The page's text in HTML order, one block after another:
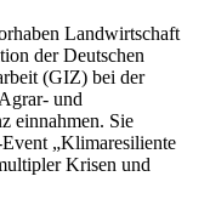
Landwirtschaft
der Deutschen
(GIZ) bei der
und
einnahmen. Sie
„Klimaresiliente
Krisen und